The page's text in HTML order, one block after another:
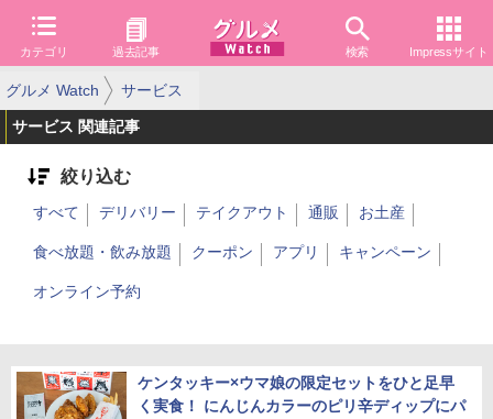
カテゴリ 過去記事 検索 Impressサイト
グルメ Watch サービス
サービス 関連記事
絞り込む
すべて デリバリー テイクアウト 通販 お土産
食べ放題・飲み放題 クーポン アプリ キャンペーン
オンライン予約
ケンタッキー×ウマ娘の限定セットをひと足早
く実食！ にんじんカラーのピリ辛ディップにパ